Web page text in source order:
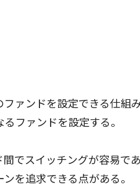
ァンドを設定できる仕組
ファンドを設定する。
でスイッチングが容易で
を追求できる点がある。